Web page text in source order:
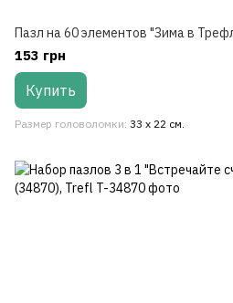
Пазл на 60 элементов "Зима в
153 грн
Купить
Размер головоломки 33 х 22 см.